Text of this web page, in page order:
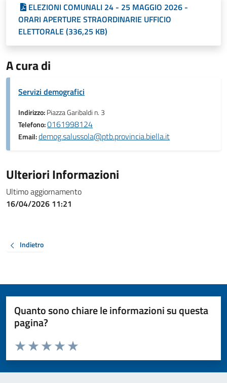
ELEZIONI COMUNALI 24 - 25 MAGGIO 2026 -
ORARI APERTURE STRAORDINARIE UFFICIO
ELETTORALE (336,25 KB)
A cura di
Servizi demografici
Indirizzo:Piazza Garibaldi n. 3
Telefono:0161998124
Email:demog.salussola@ptb.provincia.biella.it
Ulteriori Informazioni
Ultimo aggiornamento
16/04/2026 11:21
Indietro
Quanto sono chiare le informazioni su questa
pagina?
Valuta da 1 a 5 stelle la pagina
Valuta 5 stelle su 5
Valuta 4 stelle su 5
Valuta 3 stelle su 5
Valuta 2 stelle su 5
Valuta 1 stelle su 5